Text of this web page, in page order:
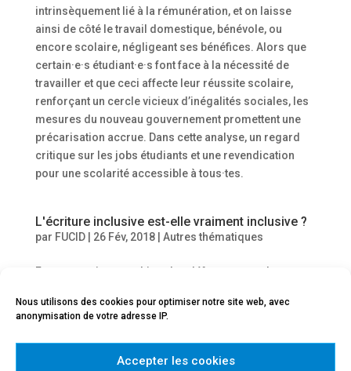
Nous utilisons des cookies pour optimiser notre site web, avec
anonymisation de votre adresse IP.
Accepter les cookies
intrinsèquement lié à la rémunération, et on laisse
ainsi de côté le travail domestique, bénévole, ou
encore scolaire, négligeant ses bénéfices. Alors que
certain·e·s étudiant·e·s font face à la nécessité de
travailler et que ceci affecte leur réussite scolaire,
renforçant un cercle vicieux d’inégalités sociales, les
mesures du nouveau gouvernement promettent une
précarisation accrue. Dans cette analyse, un regard
critique sur les jobs étudiants et une revendication
pour une scolarité accessible à tous·tes.
L'écriture inclusive est-elle vraiment inclusive ?
par FUCID| 26 Fév, 2018| Autres thématiques
Face au sexisme ambiant, les défenseur·e·s de
arguments favorables à cette initiative et tu les zones
d’ombre. Ce sont précisément les zones d’ombre que
cette analyse s’attèle à explorer. L’écriture inclusive
est-elle vraiment inclusive ?